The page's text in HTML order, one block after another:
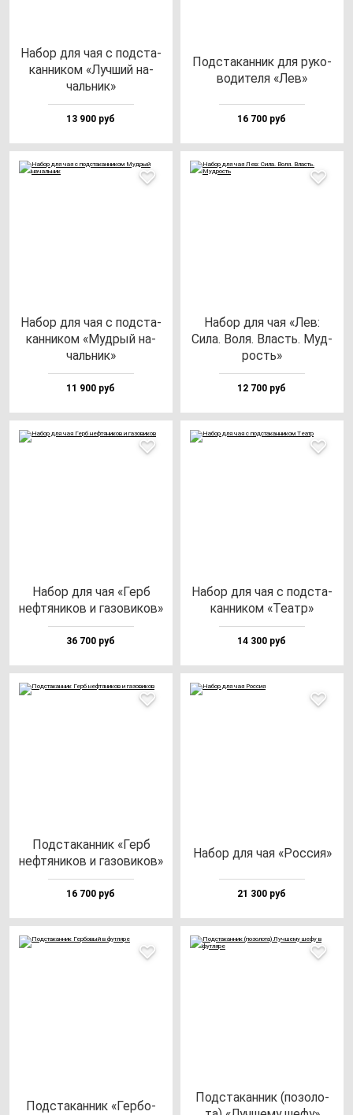
Набор для чая с под­ста­
кан­ни­ком «Луч­ший на­
чаль­ник»
13 900 руб
Под­ста­кан­ник для ру­ко­
во­ди­те­ля «Лев»
16 700 руб
Набор для чая с под­ста­
кан­ни­ком «Муд­рый на­
чаль­ник»
11 900 руб
Набор для чая «Лев:
Сила. Воля. Власть. Муд­
рость»
12 700 руб
Набор для чая «Герб
неф­тя­ни­ков и га­зо­ви­ков»
36 700 руб
Набор для чая с под­ста­
кан­ни­ком «Театр»
14 300 руб
Под­ста­кан­ник «Герб
неф­тя­ни­ков и га­зо­ви­ков»
16 700 руб
Набор для чая «Рос­сия»
21 300 руб
Под­ста­кан­ник «Гер­бо­
Под­ста­кан­ник (по­зо­ло­